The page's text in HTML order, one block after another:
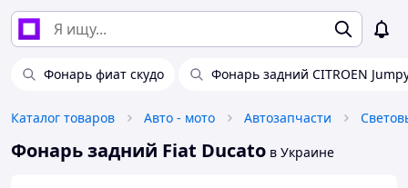
Фонарь фиат скудо Фонарь задний CITROEN
Каталог товаров Авто - мото Автозапчасти
Фонарь задний Fiat Ducato в Украине